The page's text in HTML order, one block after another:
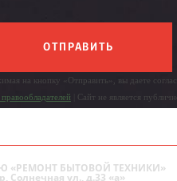
ОТПРАВИТЬ
на кнопку «Отправить», вы даете
| Сайт не является
«РЕМОНТ БЫТОВОЙ ТЕХНИКИ»
Солнечная ул., д.33 «а»